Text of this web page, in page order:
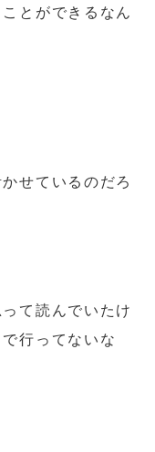
とができるなん
せているのだろ
て読んでいたけ
行ってないな